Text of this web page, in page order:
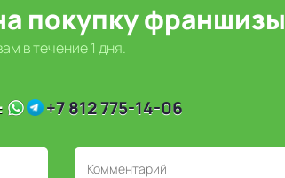
покупку франшизы
в течение 1 дня.
+7 812 775-14-06